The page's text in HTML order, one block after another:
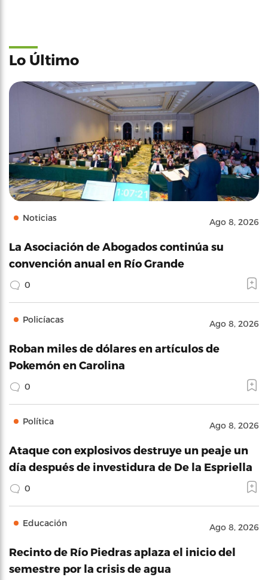
Lo Último
Noticias Ago 8, 2026
La Asociación de Abogados continúa su
convención anual en Río Grande
0
Policíacas Ago 8, 2026
Roban miles de dólares en artículos de
Pokemón en Carolina
0
Política Ago 8, 2026
Ataque con explosivos destruye un peaje un
día después de investidura de De la Espriella
0
Educación Ago 8, 2026
Recinto de Río Piedras aplaza el inicio del
semestre por la crisis de agua